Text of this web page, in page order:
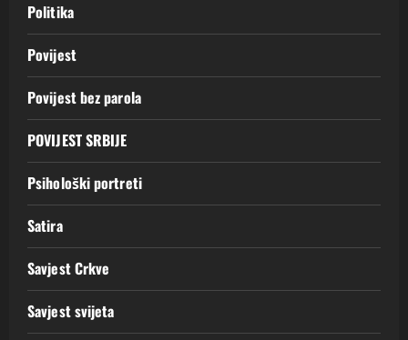
Politika
Povijest
Povijest bez parola
POVIJEST SRBIJE
Psihološki portreti
Satira
Savjest Crkve
Savjest svijeta